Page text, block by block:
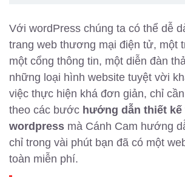
Với wordPress chúng ta có thể dễ
trang web thương mại điện tử, một
một cổng thông tin, một diễn đàn
những loại hình website tuyệt vời
việc thực hiện khá đơn giản, chỉ
theo các bước hướng dẫn thiết kế
wordpress mà Cánh Cam hướng
chỉ trong vài phút bạn đã có một
toàn miễn phí.